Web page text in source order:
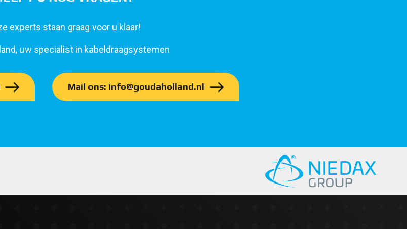
experts staan graag voor u klaar!
uw specialist in kabeldraagsystemen
Mail ons: info@goudaholland.nl